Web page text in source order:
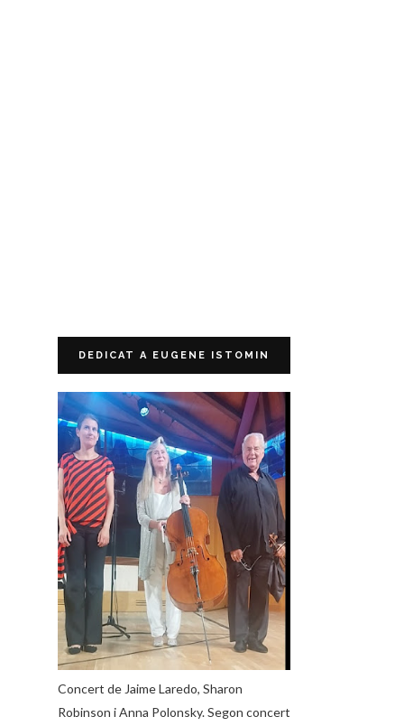
DEDICAT A EUGENE ISTOMIN
Concert de Jaime Laredo, Sharon
Robinson i Anna Polonsky. Segon concert